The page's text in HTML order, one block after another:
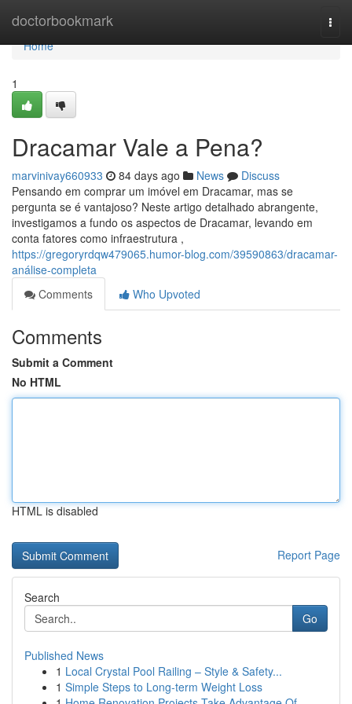
doctorbookmark
Home
Home
1
Dracamar Vale a Pena?
marvinivay660933 84 days ago News
Discuss
Pensando em comprar um imóvel em Dracamar, mas se
pergunta se é vantajoso? Neste artigo detalhado abrangente,
investigamos a fundo os aspectos de Dracamar, levando em
conta fatores como infraestrutura ,
https://gregoryrdqw479065.humor-blog.com/39590863/dracamar-
análise-completa
Comments
Who Upvoted
Comments
Submit a Comment
No HTML
HTML is disabled
Report Page
Search
Go
Published News
1 Local Crystal Pool Railing – Style & Safety...
1 Simple Steps to Long-term Weight Loss